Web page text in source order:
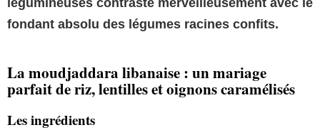
fondant absolu des légumes racines confits.
La moudjaddara libanaise : un mariage
parfait de riz, lentilles et oignons caramélisés
Les ingrédients